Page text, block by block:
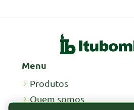
Menu
Produtos
Quem somos